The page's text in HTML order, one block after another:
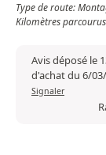
Type de route:
Kilomètres
Avis déposé le
d'achat du 6/
Signaler